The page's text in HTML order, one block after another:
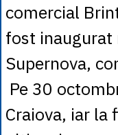
comercial
fost inaugurat
Supernova,
Pe 30
Craiova, iar la